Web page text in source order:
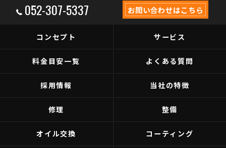
052-307-5337 お問い合わせはこちら
コンセプト サービス
料金目安一覧 よくある質問
採用情報 当社の特徴
修理 整備
オイル交換 コーティング